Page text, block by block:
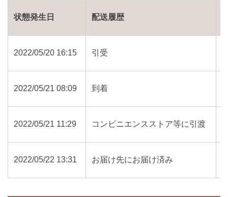
状態発生日 配送履歴
2022/05/20 16:15 引受
2022/05/21 08:09 到着
2022/05/21 11:29 コンビニエンスストア等に引渡
2022/05/22 13:31 お届け先にお届け済み